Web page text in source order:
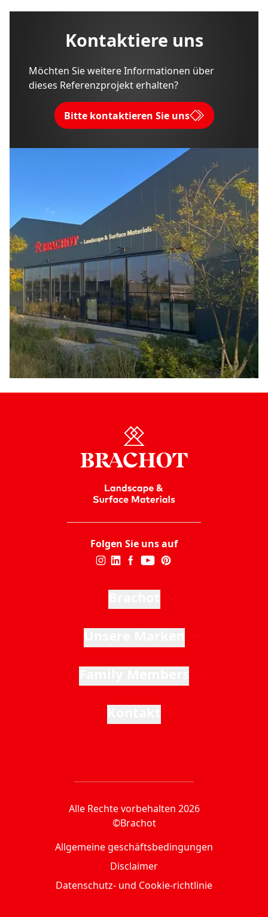
Kontaktiere uns
Möchten Sie weitere Informationen über
dieses Referenzprojekt erhalten?
Bitte kontaktieren Sie uns
Folgen Sie uns auf
Alle Rechte vorbehalten 2026
©Brachot
Allgemeine geschäftsbedingungen
Disclaimer
Datenschutz- und Cookie-richtlinie